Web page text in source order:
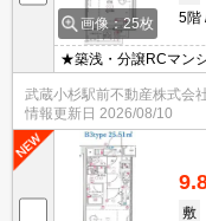
画像：25枚
5階
★築浅・分譲RCマン
武蔵小杉駅前不動産株式会
情報更新日 2026/08/10
敷